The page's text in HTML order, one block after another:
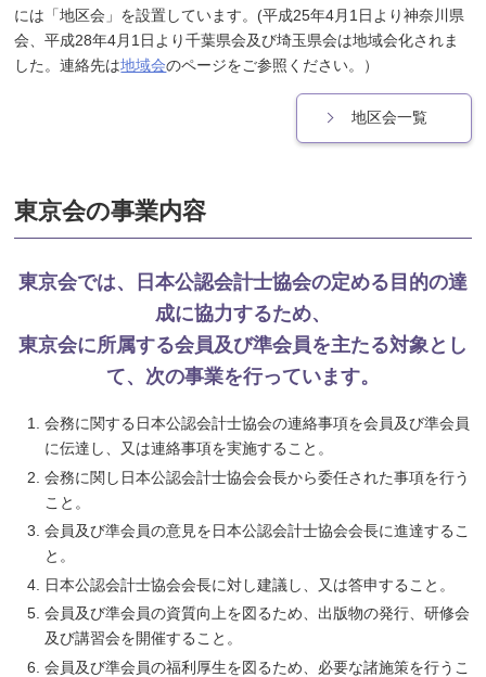
には「地区会」を設置しています。(平成25年4月1日より神奈川県
会、平成28年4月1日より千葉県会及び埼玉県会は地域会化されま
した。連絡先は地域会のページをご参照ください。）
地区会一覧
東京会の事業内容
東京会では、日本公認会計士協会の定める目的の達
成に協力するため、
東京会に所属する会員及び準会員を主たる対象とし
て、次の事業を行っています。
会務に関する日本公認会計士協会の連絡事項を会員及び準会員
に伝達し、又は連絡事項を実施すること。
会務に関し日本公認会計士協会会長から委任された事項を行う
こと。
会員及び準会員の意見を日本公認会計士協会会長に進達するこ
と。
日本公認会計士協会会長に対し建議し、又は答申すること。
会員及び準会員の資質向上を図るため、出版物の発行、研修会
及び講習会を開催すること。
会員及び準会員の福利厚生を図るため、必要な諸施策を行うこ